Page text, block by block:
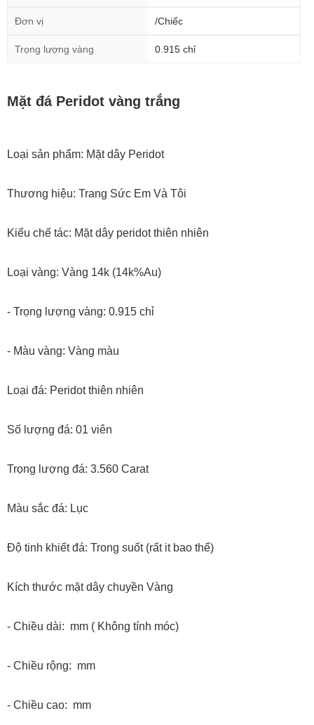
Đơn vị /Chiếc
Trọng lượng vàng 0.915 chỉ
Mặt đá Peridot vàng trắng
Loại sản phẩm: Mặt dây Peridot
Thương hiệu: Trang Sức Em Và Tôi
Kiểu chế tác: Mặt dây peridot thiên nhiên
Loại vàng: Vàng 14k (14k%Au)
- Trọng lượng vàng: 0.915 chỉ
- Màu vàng: Vàng màu
Loại đá: Peridot thiên nhiên
Số lượng đá: 01 viên
Trọng lượng đá: 3.560 Carat
Màu sắc đá: Lục
Độ tinh khiết đá: Trong suốt (rất it bao thể)
Kích thước mặt dây chuyền Vàng
- Chiều dài: mm ( Không tính móc)
- Chiều rộng: mm
- Chiều cao: mm